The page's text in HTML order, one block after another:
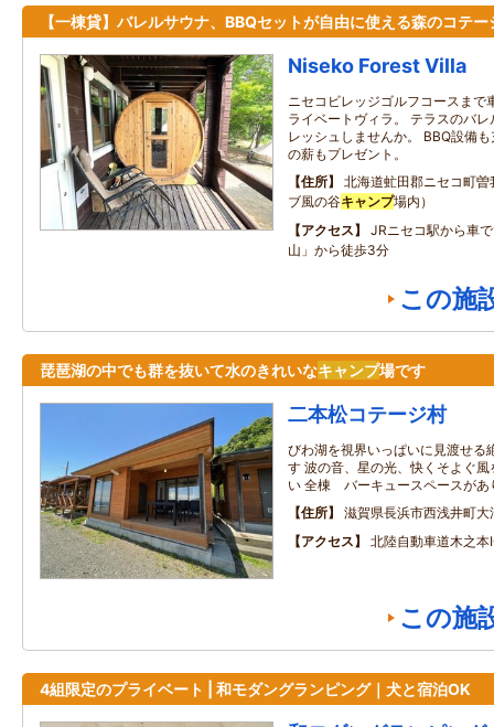
【一棟貸】バレルサウナ、BBQセットが自由に使える森のコテー
Niseko Forest Villa
ニセコビレッジゴルフコースまで
ライベートヴィラ。 テラスのバ
レッシュしませんか。 BBQ設備
の薪もプレゼント。
住所
北海道虻田郡ニセコ町
ブ風の谷キャンプ場内）
アクセス
JRニセコ駅から車
山」から徒歩3分
この施
琵琶湖の中でも群を抜いて水のきれいなキャンプ場です
二本松コテージ村
びわ湖を視界いっぱいに見渡せる
す 波の音、星の光、快くそよぐ
い 全棟 バーキュースペースがあ
住所
滋賀県長浜市西浅井町
アクセス
北陸自動車道木之
この施
4組限定のプライベート | 和モダングランピング｜犬と宿泊OK